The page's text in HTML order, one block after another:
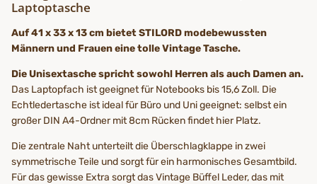
Laptoptasche
Auf 41 x 33 x 13 cm bietet STILORD modebewussten
Männern und Frauen eine tolle Vintage Tasche.
Die Unisextasche spricht sowohl Herren als auch Damen an.
Das Laptopfach ist geeignet für Notebooks bis 15,6 Zoll. Die
Echtledertasche ist ideal für Büro und Uni geeignet: selbst ein
großer DIN A4-Ordner mit 8cm Rücken findet hier Platz.
Die zentrale Naht unterteilt die Überschlagklappe in zwei
symmetrische Teile und sorgt für ein harmonisches Gesamtbild.
Für das gewisse Extra sorgt das Vintage Büffel Leder, das mit